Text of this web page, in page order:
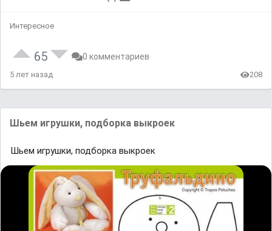
Интересное
65 0 комментариев
5 лет назад 208
Шьем игрушки, подборка выкроек
Шьем игрушки, подборка выкроек